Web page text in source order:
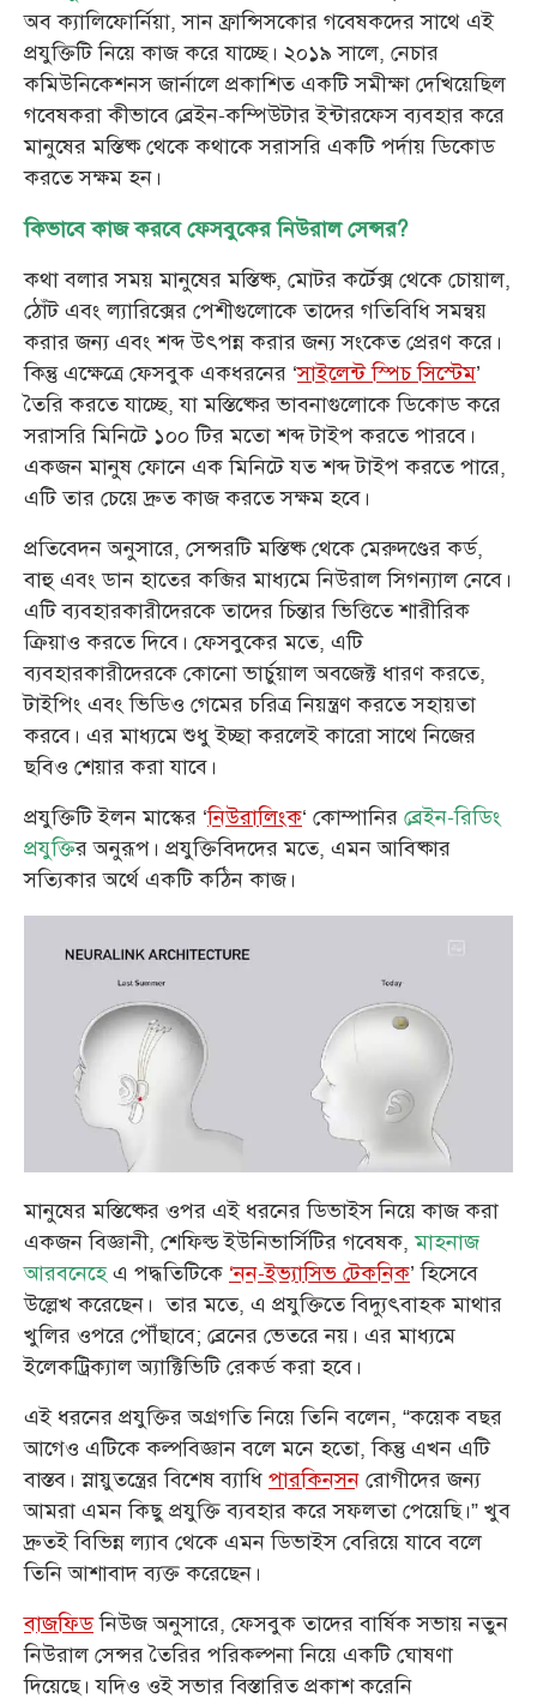
অব ক্যালিফোর্নিয়া, সান ফ্রান্সিসকোর গবেষকদের সাথে এই
প্রযুক্তিটি নিয়ে কাজ করে যাচ্ছে। ২০১৯ সালে, নেচার
কমিউনিকেশনস জার্নালে প্রকাশিত একটি সমীক্ষা দেখিয়েছিল
গবেষকরা কীভাবে ব্রেইন-কম্পিউটার ইন্টারফেস ব্যবহার করে
মানুষের মস্তিষ্ক থেকে কথাকে সরাসরি একটি পর্দায় ডিকোড
করতে সক্ষম হন।
কিভাবে কাজ করবে ফেসবুকের নিউরাল সেন্সর?
কথা বলার সময় মানুষের মস্তিষ্ক, মোটর কর্টেক্স থেকে চোয়াল,
ঠোঁট এবং ল্যারিক্সের পেশীগুলোকে তাদের গতিবিধি সমন্বয়
করার জন্য এবং শব্দ উৎপন্ন করার জন্য সংকেত প্রেরণ করে।
কিন্তু এক্ষেত্রে ফেসবুক একধরনের ‘সাইলেন্ট স্পিচ সিস্টেম’
তৈরি করতে যাচ্ছে, যা মস্তিষ্কের ভাবনাগুলোকে ডিকোড করে
সরাসরি মিনিটে ১০০ টির মতো শব্দ টাইপ করতে পারবে।
একজন মানুষ ফোনে এক মিনিটে যত শব্দ টাইপ করতে পারে,
এটি তার চেয়ে দ্রুত কাজ করতে সক্ষম হবে।
প্রতিবেদন অনুসারে, সেন্সরটি মস্তিষ্ক থেকে মেরুদণ্ডের কর্ড,
বাহু এবং ডান হাতের কব্জির মাধ্যমে নিউরাল সিগন্যাল নেবে।
এটি ব্যবহারকারীদেরকে তাদের চিন্তার ভিত্তিতে শারীরিক
ক্রিয়াও করতে দিবে। ফেসবুকের মতে, এটি
ব্যবহারকারীদেরকে কোনো ভার্চুয়াল অবজেক্ট ধারণ করতে,
টাইপিং এবং ভিডিও গেমের চরিত্র নিয়ন্ত্রণ করতে সহায়তা
করবে। এর মাধ্যমে শুধু ইচ্ছা করলেই কারো সাথে নিজের
ছবিও শেয়ার করা যাবে।
প্রযুক্তিটি ইলন মাস্কের ‘নিউরালিংক‘ কোম্পানির ব্রেইন-রিডিং
প্রযুক্তির অনুরূপ। প্রযুক্তিবিদদের মতে, এমন আবিষ্কার
সত্যিকার অর্থে একটি কঠিন কাজ।
মানুষের মস্তিষ্কের ওপর এই ধরনের ডিভাইস নিয়ে কাজ করা
একজন বিজ্ঞানী, শেফিল্ড ইউনিভার্সিটির গবেষক,মাহনাজ
আরবনেহেএ পদ্ধতিটিকে ‘নন-ইভ্যাসিভ টেকনিক’ হিসেবে
উল্লেখ করেছেন। তার মতে, এ প্রযুক্তিতে বিদ্যুৎবাহক মাথার
খুলির ওপরে পৌঁছাবে; ব্রেনের ভেতরে নয়। এর মাধ্যমে
ইলেকট্রিক্যাল অ্যাক্টিভিটি রেকর্ড করা হবে।
এই ধরনের প্রযুক্তির অগ্রগতি নিয়ে তিনি বলেন, “কয়েক বছর
আগেও এটিকে কল্পবিজ্ঞান বলে মনে হতো, কিন্তু এখন এটি
বাস্তব। স্নায়ুতন্ত্রের বিশেষ ব্যাধি পারকিনসন রোগীদের জন্য
আমরা এমন কিছু প্রযুক্তি ব্যবহার করে সফলতা পেয়েছি।” খুব
দ্রুতই বিভিন্ন ল্যাব থেকে এমন ডিভাইস বেরিয়ে যাবে বলে
তিনি আশাবাদ ব্যক্ত করেছেন।
বাজফিডনিউজ অনুসারে, ফেসবুক তাদের বার্ষিক সভায় নতুন
নিউরাল সেন্সর তৈরির পরিকল্পনা নিয়ে একটি ঘোষণা
দিয়েছে। যদিও ওই সভার বিস্তারিত প্রকাশ করেনি